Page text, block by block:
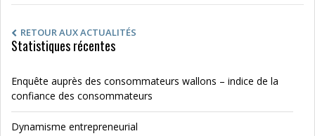
RETOUR AUX ACTUALITÉS
Statistiques récentes
Enquête auprès des consommateurs wallons – indice de la
confiance des consommateurs
Dynamisme entrepreneurial